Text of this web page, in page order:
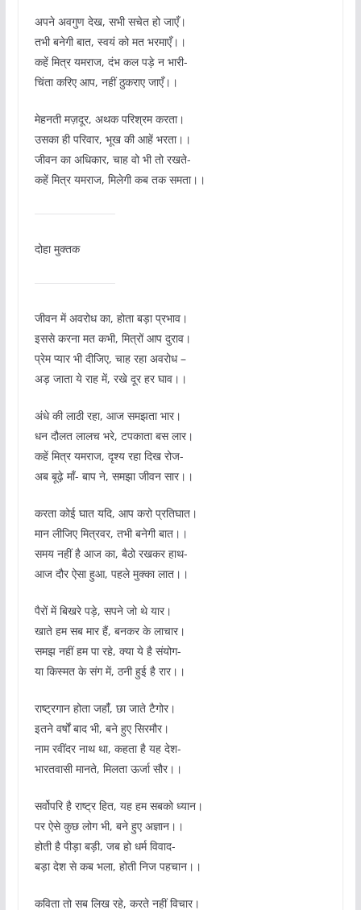
अपने अवगुण देख, सभी सचेत हो जाएँ।
तभी बनेगी बात, स्वयं को मत भरमाएँ।।
कहें मित्र यमराज, दंभ कल पड़े न भारी-
चिंता करिए आप, नहीं ठुकराए जाएँ।।
मेहनती मज़दूर, अथक परिश्रम करता।
उसका ही परिवार, भूख की आहें भरता।।
जीवन का अधिकार, चाह वो भी तो रखते-
कहें मित्र यमराज, मिलेगी कब तक समता।।
दोहा मुक्तक
जीवन में अवरोध का, होता बड़ा प्रभाव।
इससे करना मत कभी, मित्रों आप दुराव।
प्रेम प्यार भी दीजिए, चाह रहा अवरोध –
अड़ जाता ये राह में, रखे दूर हर घाव।।
अंधे की लाठी रहा, आज समझता भार।
धन दौलत लालच भरे, टपकाता बस लार।
कहें मित्र यमराज, दृश्य रहा दिख रोज-
अब बूढ़े माँ- बाप ने, समझा जीवन सार।।
करता कोई घात यदि, आप करो प्रतिघात।
मान लीजिए मित्रवर, तभी बनेगी बात।।
समय नहीं है आज का, बैठो रखकर हाथ-
आज दौर ऐसा हुआ, पहले मुक्का लात।।
पैरों में बिखरे पड़े, सपने जो थे यार।
खाते हम सब मार हैं, बनकर के लाचार।
समझ नहीं हम पा रहे, क्या ये है संयोग-
या किस्मत के संग में, ठनी हुई है रार।।
राष्ट्रगान होता जहांँ, छा जाते टैगोर।
इतने वर्षों बाद भी, बने हुए सिरमौर।
नाम रवींदर नाथ था, कहता है यह देश-
भारतवासी मानते, मिलता ऊर्जा सौर।।
सर्वोपरि है राष्ट्र हित, यह हम सबको ध्यान।
पर ऐसे कुछ लोग भी, बने हुए अज्ञान।।
होती है पीड़ा बड़ी, जब हो धर्म विवाद-
बड़ा देश से कब भला, होती निज पहचान।।
कविता तो सब लिख रहे, करते नहीं विचार।